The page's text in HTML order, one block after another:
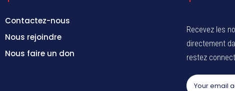
Contactez-nous
Nous rejoindre
Nous faire un don
Recevez les
directement
restez